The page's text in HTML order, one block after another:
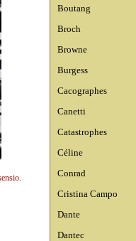
Boutang
Broch
Browne
Burgess
Cacographes
Canetti
Catastrophes
Céline
Conrad
Cristina Campo
Dante
Dantec